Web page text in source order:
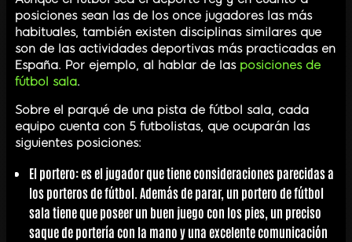
posiciones sean las de los once jugadores las más
habituales, también existen disciplinas similares que
son de las actividades deportivas más practicadas en
España. Por ejemplo, al hablar de las posiciones de
fútbol sala.
Sobre el parqué de una pista de fútbol sala, cada
equipo cuenta con 5 futbolistas, que ocuparán las
siguientes posiciones:
El portero: es el jugador que tiene consideraciones parecidas a
los porteros de fútbol. Además de parar, un portero de fútbol
sala tiene que poseer un buen juego con los pies, un preciso
saque de portería con la mano y una excelente comunicación